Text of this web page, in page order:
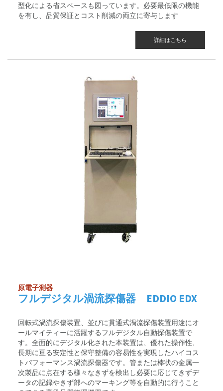
型化による省スペースも図っています。必要最低限の機能
を有し、品質保証とコスト削減の両立に寄与します
詳細はこちら
原電子測器
フルデジタル渦流探傷器 EDDIO EDX
回転式渦流探傷装置、並びに貫通式渦流探傷装置用途にオ
ールマイティーに活躍するフルデジタル自動探傷装置で
す。全面的にデジタル化された本装置は、優れた操作性、
長期に亘る安定性と保守整備の容易性を実現したハイコス
トパフォーマンス渦流探傷器です。管または棒状の金属一
次製品に点在する様々なきずを検出し必要に応じてきずデ
ータの記録やきず部へのマーキング等を自動的に行うこと